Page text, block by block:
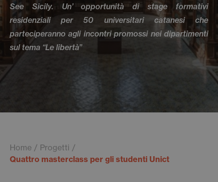
See Sicily. Un’ opportunità di stage formativi
residenziali per 50 universitari catanesi che
parteciperanno agli incontri promossi nei dipartimenti
sul tema “Le libertà”
Home
Progetti
Quattro masterclass per gli studenti Unict